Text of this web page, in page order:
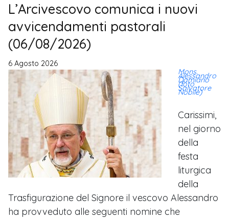
L’Arcivescovo comunica i nuovi
avvicendamenti pastorali
(06/08/2026)
6 Agosto 2026
Mons.
Alessandro
Damiano
(foto
Salvatore
Nobile)
Carissimi,
nel giorno
della
festa
liturgica
della
Trasfigurazione del Signore il vescovo Alessandro
ha provveduto alle seguenti nomine che